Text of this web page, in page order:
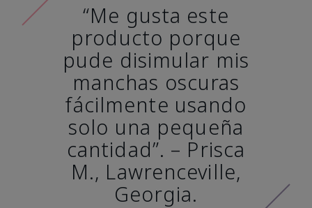
“Me gusta este
producto porque
pude disimular mis
manchas oscuras
fácilmente usando
solo una pequeña
cantidad”. – Prisca
M., Lawrenceville,
Georgia.